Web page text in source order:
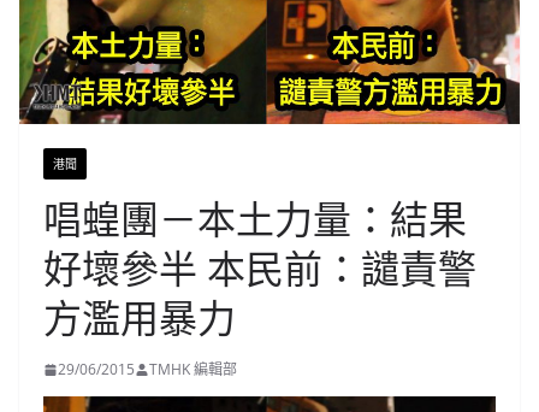
港聞
唱蝗團－本土力量：結果
好壞參半 本民前：譴責警
方濫用暴力
29/06/2015 TMHK 編輯部